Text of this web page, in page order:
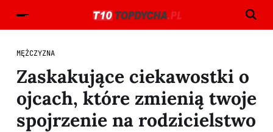
MĘŻCZYZNA
Zaskakujące ciekawostki o
ojcach, które zmienią twoje
spojrzenie na rodzicielstwo